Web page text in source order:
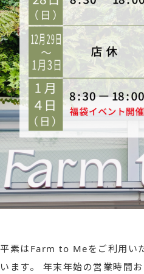
平素はFarm to Meをご利用い
います。 年末年始の営業時間